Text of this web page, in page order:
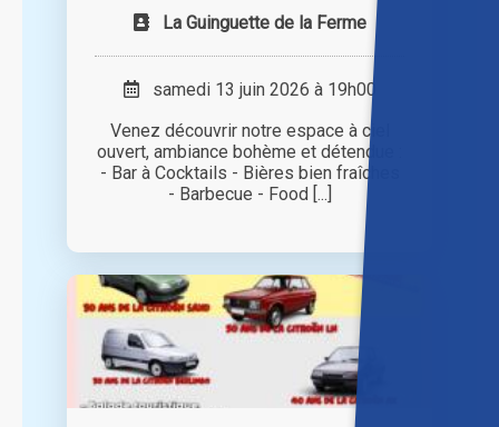
La Guinguette de la Ferme
samedi 13 juin 2026 à 19h00
Venez découvrir notre espace à ciel
ouvert, ambiance bohème et détendue :
- Bar à Cocktails - Bières bien fraîches
- Barbecue - Food [...]